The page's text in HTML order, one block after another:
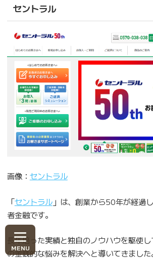
セントラル
画像： セントラル
「セントラル」は、創業から50年が経過
者金融です。
長年培った実績と独自のノウハウを駆使
の金銭的な悩みを解決へと導いてきました